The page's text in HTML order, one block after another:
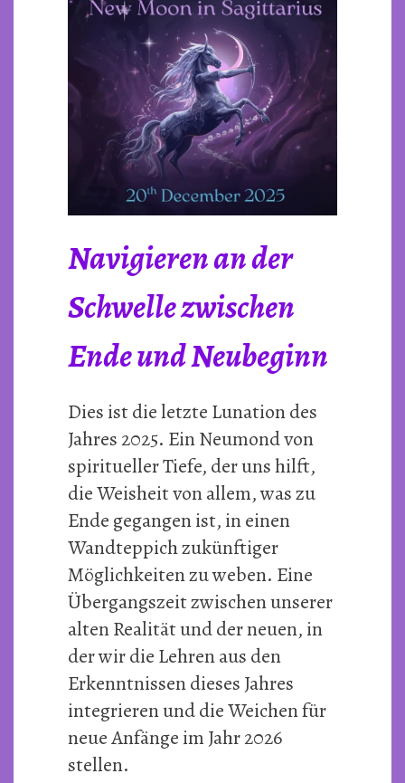
Navigieren an der
Schwelle zwischen
Ende und Neubeginn
Dies ist die letzte Lunation des
Jahres 2025. Ein Neumond von
spiritueller Tiefe, der uns hilft,
die Weisheit von allem, was zu
Ende gegangen ist, in einen
Wandteppich zukünftiger
Möglichkeiten zu weben. Eine
Übergangszeit zwischen unserer
alten Realität und der neuen, in
der wir die Lehren aus den
Erkenntnissen dieses Jahres
integrieren und die Weichen für
neue Anfänge im Jahr 2026
stellen.